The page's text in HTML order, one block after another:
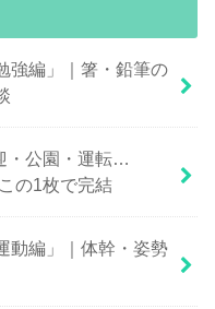
強編」｜箸・鉛筆の
・公園・運転…
の1枚で完結
動編」｜体幹・姿勢